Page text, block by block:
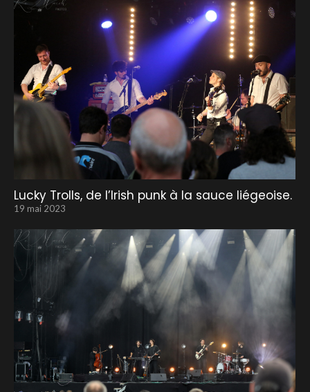
Lucky Trolls, de l’Irish punk à la sauce liégeoise.
19 mai 2023